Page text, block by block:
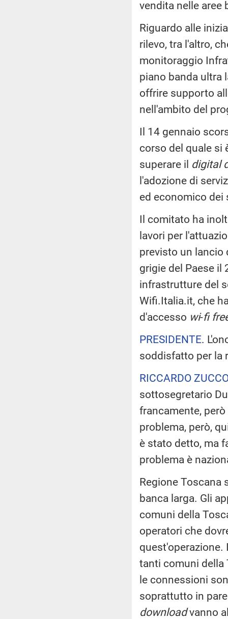
vendita nelle aree
Riguardo alle
rilevo, tra l'altro,
monitoraggio
piano banda ultra
offrire supporto
nell'ambito del
Il 14 gennaio
corso del quale si
superare il digital
l'adozione di
ed economico
Il comitato ha
lavori per
previsto un lancio
grigie del Paese il
infrastrutture del
Wifi.Italia.it, che
d'accesso wi-fi
PRESIDENTE.
soddisfatto per la
RICCARDO
sottosegretario
francamente,
problema, però,
è stato detto, ma
problema è
Regione Toscana
banca larga. Gli
comuni della
operatori che
quest'operazione.
tanti comuni della
le connessioni
soprattutto in
downloadvanno